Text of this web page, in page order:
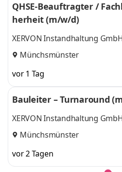
QHSE-Beauftragter /
herheit (m/w/d)
XERVON Instandhaltung
Münchsmünster
vor 1 Tag
Bauleiter – Turnaround
XERVON Instandhaltung
Münchsmünster
vor 2 Tagen